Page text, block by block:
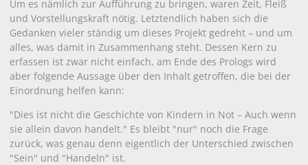
Um es nämlich zur Aufführung zu bringen, waren Zeit, Fleiß
und Vorstellungskraft nötig. Letztendlich haben sich die
Gedanken vieler ständig um dieses Projekt gedreht – und um
alles, was damit in Zusammenhang steht. Dessen Kern zu
erfassen ist zwar nicht einfach, am Ende des Prologs wird
aber folgende Aussage über den Inhalt getroffen, die bei der
Einordnung helfen kann:
"Dies ist nicht die Geschichte von Kindern in Not – Auch wenn
sie allein davon handelt." Es bleibt "nur" noch die Frage
zurück, was genau denn eigentlich der Unterschied zwischen
"Sein" und "Handeln" ist.